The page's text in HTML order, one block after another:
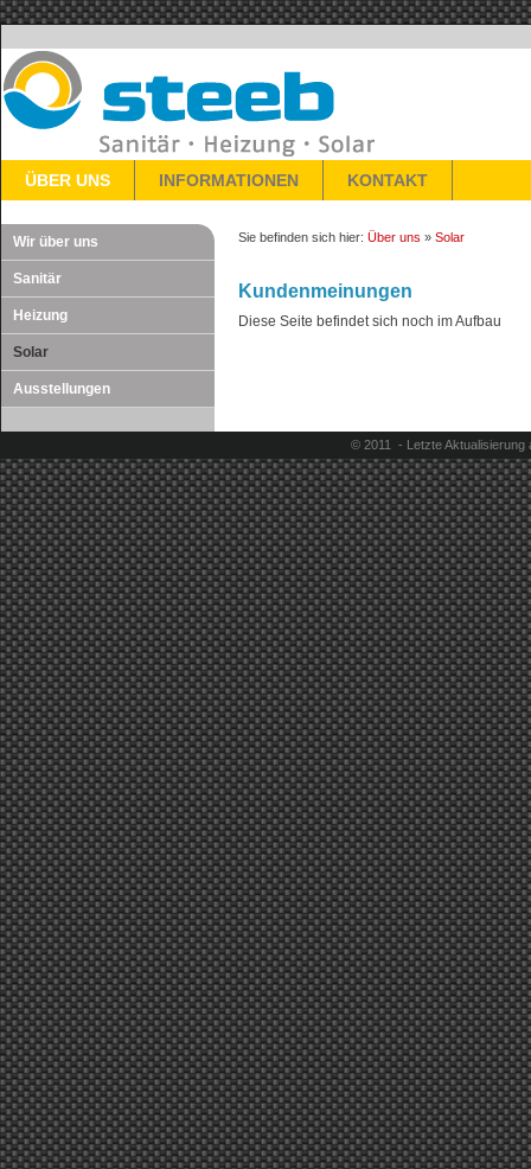
ÜBER UNS INFORMATIONEN KONTAKT
Wir über uns
Sanitär
Heizung
Solar
Ausstellungen
Sie befinden sich hier: Über uns » Solar
Kundenmeinungen
Diese Seite befindet sich noch im Aufbau
© 2011 - Letzte Aktualisierung